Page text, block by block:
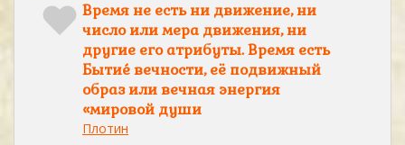
Время не есть ни движение, ни
число или мера движения, ни
другие его атрибуты. Время есть
Бытие́ вечности, её подвижный
образ или вечная энергия
«мировой души
Плотин